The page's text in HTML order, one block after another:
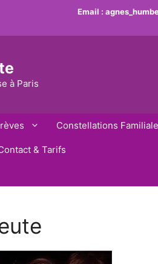
Email :
à Paris
Constellations
& Tarifs